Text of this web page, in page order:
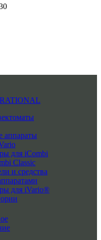
аппараты
для iCombi
Classic
и средства
для iVario®